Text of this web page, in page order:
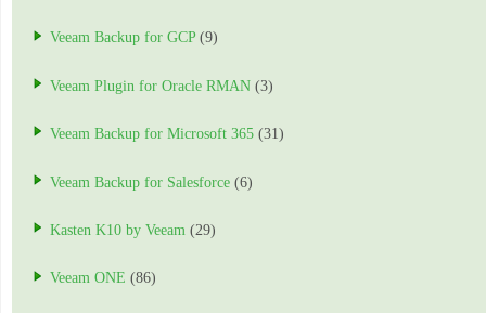
Veeam Backup for GCP(9)
Veeam Plugin for Oracle RMAN (3)
Veeam Backup for Microsoft 365 (31)
Veeam Backup for Salesforce (6)
Kasten K10 by Veeam (29)
Veeam ONE (86)